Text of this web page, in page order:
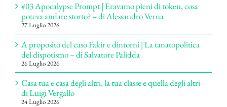
#03 Apocalypse Prompt | Eravamo pieni di token, cosa
poteva andare storto? – di Alessandro Verna
27 Luglio 2026
A proposito del caso Fakir e dintorni | La tanatopolitica
del dispotismo – di Salvatore Palidda
26 Luglio 2026
Casa tua e casa degli altri, la tua classe e quella degli altri –
di Luigi Vergallo
24 Luglio 2026